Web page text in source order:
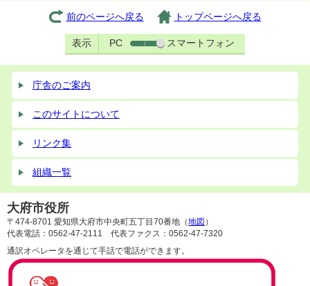
前のページへ戻る トップページへ戻る
表示 PC スマートフォン
庁舎のご案内
このサイトについて
リンク集
組織一覧
大府市役所
〒474-8701 愛知県大府市中央町五丁目70番地（地図 ）
代表電話：0562-47-2111 代表ファクス：0562-47-7320
通訳オペレータを通じて手話で電話ができます。